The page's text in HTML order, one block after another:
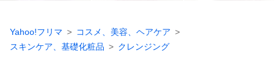
Yahoo!フリマ
コスメ、美容、ヘアケア
スキンケア、基礎化粧品
クレンジング